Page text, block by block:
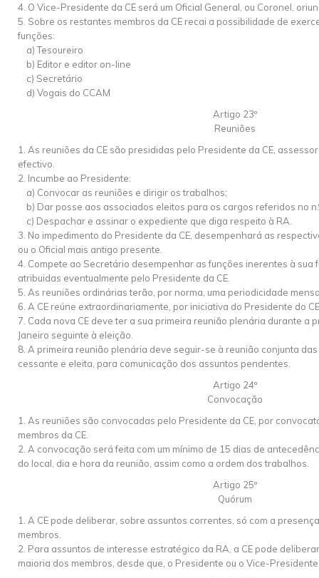
4. O Vice-Presidente da CE será um Oficial General, ou Coronel,
5. Sobre os restantes membros da CE recai a possibilidade de
funções:
a) Tesoureiro
b) Editor e editor on-line
c) Secretário
d) Vogais do CCAM
Artigo 23º
Reuniões
1. As reuniões da CE são presididas pelo Presidente da CE,
efectivo.
2. Incumbe ao Presidente:
a) Convocar as reuniões e dirigir os trabalhos;
b) Dar posse aos associados eleitos para os cargos referidos no
c) Despachar e assinar o expediente que diga respeito à RA.
3. No impedimento do Presidente da CE, desempenhará as
ou o Oficial mais antigo presente.
4. Compete ao Secretário desempenhar as funções inerentes à sua
atribuidas eventualmente pelo Presidente da CE.
5. As reuniões ordinárias terão, por norma, uma periodicidade
6. A CE reúne extraordinariamente, por iniciativa do Presidente do
7. Cada nova CE deve ter a sua primeira reunião plenária durante a
Janeiro seguinte à eleição.
8. A primeira reunião plenária deve seguir-se à reunião conjunta
cessante e eleita, para comunicação dos assuntos pendentes.
Artigo 24º
Convocação
1. As reuniões são convocadas pelo Presidente da CE, por
membros da CE.
2. A convocação será feita com um mínimo de 15 dias de
do local, dia e hora da reunião, assim como a ordem dos trabalhos.
Artigo 25º
Quórum
1. A CE pode deliberar, sobre assuntos correntes, só com a
membros.
2. Para assuntos de interesse estratégico da RA, a CE pode
maioria dos membros, desde que, o Presidente ou o Vice-